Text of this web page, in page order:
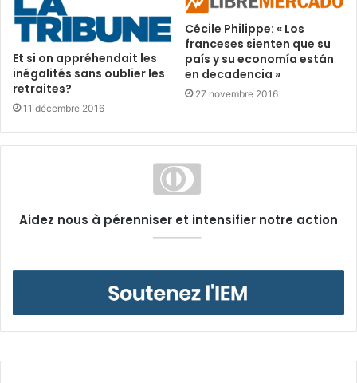
Et si on appréhendait les
inégalités sans oublier les
retraites?
11 décembre 2016
Cécile Philippe: « Los
franceses sienten que su
país y su economía están
en decadencia »
27 novembre 2016
Aidez nous à pérenniser et intensifier notre action